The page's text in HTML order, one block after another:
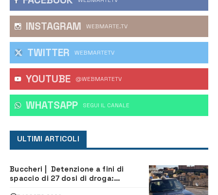
INSTAGRAM WEBMARTE.TV
TWITTER WEBMARTETV
YOUTUBE @WEBMARTETV
WHATSAPP ‎SEGUI IL CANALE
ULTIMI ARTICOLI
Buccheri | Detenzione a fini di
spaccio di 27 dosi di droga: